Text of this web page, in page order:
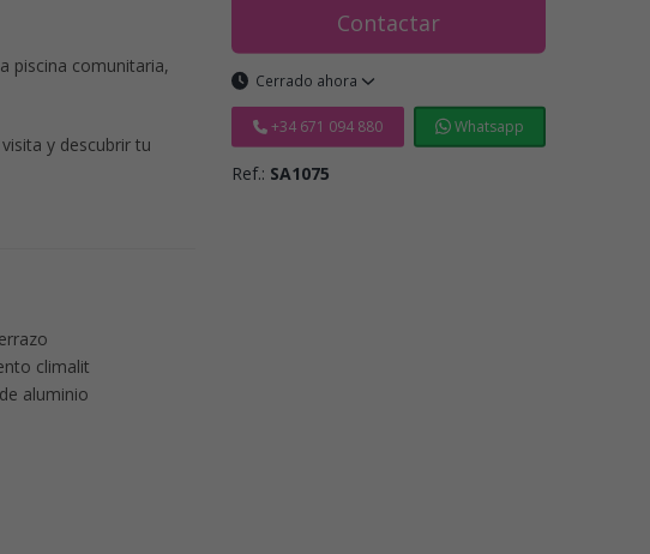
piscina comunitaria,
y descubrir tu
climalit
aluminio
Contactar
Cerrado ahora
+34 671 094 880 Whatsapp
Ref.: SA1075